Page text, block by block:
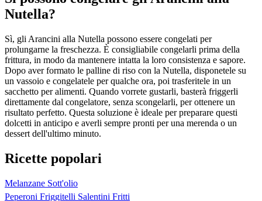
Nutella?
Sì, gli Arancini alla Nutella possono essere congelati per
prolungarne la freschezza. È consigliabile congelarli prima della
frittura, in modo da mantenere intatta la loro consistenza e sapore.
Dopo aver formato le palline di riso con la Nutella, disponetele su
un vassoio e congelatele per qualche ora, poi trasferitele in un
sacchetto per alimenti. Quando vorrete gustarli, basterà friggerli
direttamente dal congelatore, senza scongelarli, per ottenere un
risultato perfetto. Questa soluzione è ideale per preparare questi
dolcetti in anticipo e averli sempre pronti per una merenda o un
dessert dell'ultimo minuto.
Ricette popolari
Melanzane Sott'olio
Peperoni Friggitelli Salentini Fritti